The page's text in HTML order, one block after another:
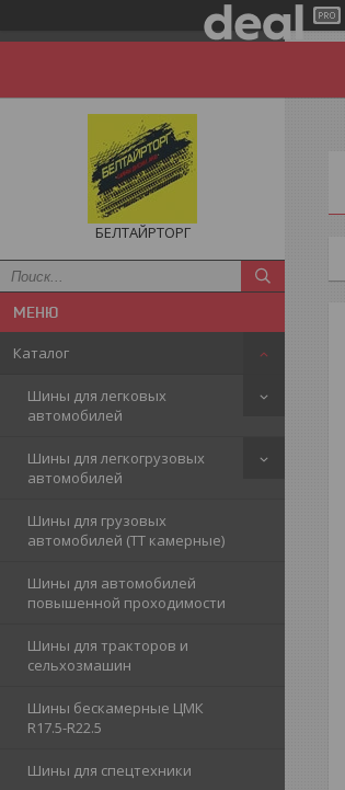
БЕЛТАЙРТОРГ
Каталог
Шины для легковых
автомобилей
Шины для легкогрузовых
автомобилей
Шины для грузовых
автомобилей (ТТ камерные)
Шины для автомобилей
повышенной проходимости
Шины для тракторов и
сельхозмашин
Шины бескамерные ЦМК
R17.5-R22.5
Шины для спецтехники